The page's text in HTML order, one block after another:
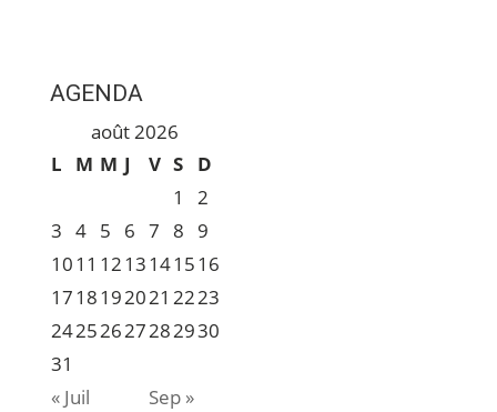
AGENDA
août 2026
L
M M J V S
D
1
2
3 4 5 6 7 8
9
1011 1213141516
1718192021 2223
24252627282930
31
« Juil
Sep »